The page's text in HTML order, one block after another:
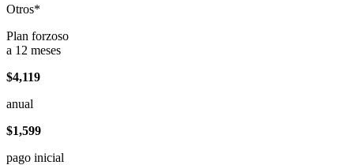
Otros*
Plan forzoso
a 12 meses
$4,119
anual
$1,599
pago inicial